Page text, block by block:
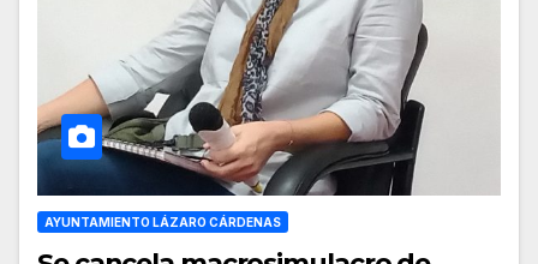
AYUNTAMIENTO LÁZARO CÁRDENAS